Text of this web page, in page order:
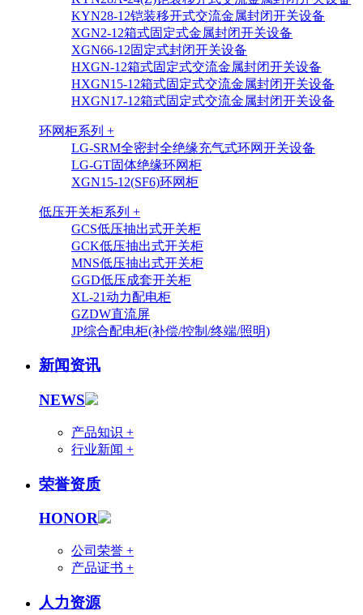
KYN28-12铠装移开式交流金属封闭开关设备
XGN2-12箱式固定式金属封闭开关设备
XGN66-12固定式封闭开关设备
HXGN-12箱式固定式交流金属封闭开关设备
HXGN15-12箱式固定式交流金属封闭开关设备
HXGN17-12箱式固定式交流金属封闭开关设备
环网柜系列 +
LG-SRM全密封全绝缘充气式环网开关设备
LG-GT固体绝缘环网柜
XGN15-12(SF6)环网柜
低压开关柜系列 +
GCS低压抽出式开关柜
GCK低压抽出式开关柜
MNS低压抽出式开关柜
GGD低压成套开关柜
XL-21动力配电柜
GZDW直流屏
JP综合配电柜(补偿/控制/终端/照明)
新闻资讯
NEWS
产品知识 +
行业新闻 +
荣誉资质
HONOR
公司荣誉 +
产品证书 +
人力资源